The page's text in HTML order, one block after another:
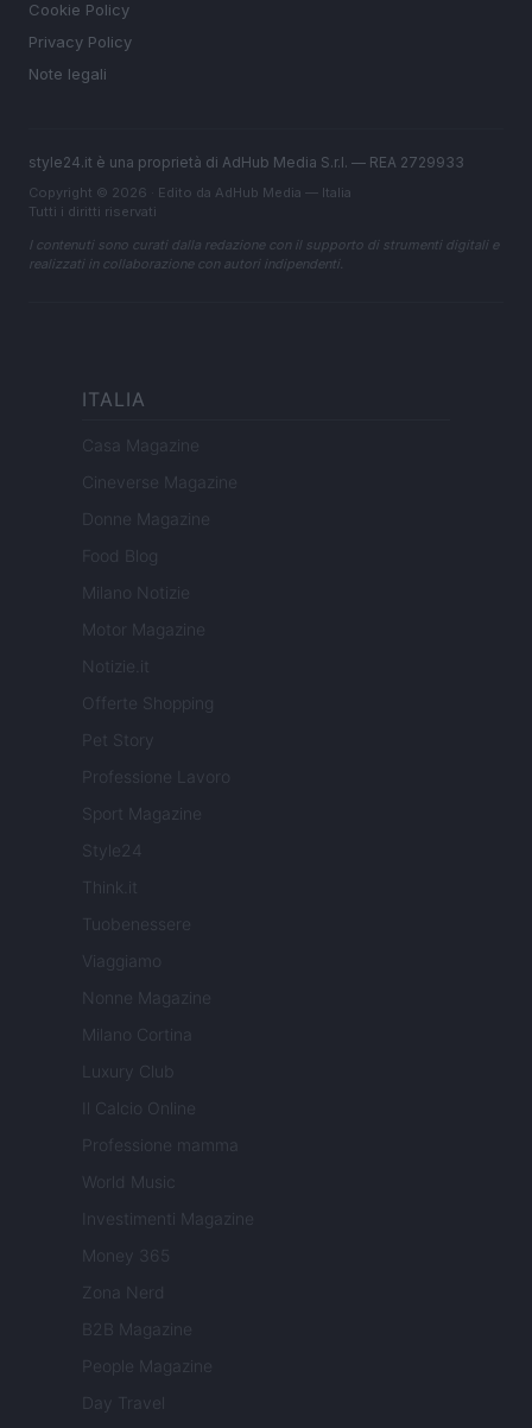
Cookie Policy
Privacy Policy
Note legali
style24.it è una proprietà di AdHub Media S.r.l. — REA 2729933
Copyright © 2026 · Edito da AdHub Media — Italia
Tutti i diritti riservati
I contenuti sono curati dalla redazione con il supporto di strumenti digitali e
realizzati in collaborazione con autori indipendenti.
ITALIA
Casa Magazine
Cineverse Magazine
Donne Magazine
Food Blog
Milano Notizie
Motor Magazine
Notizie.it
Offerte Shopping
Pet Story
Professione Lavoro
Sport Magazine
Style24
Think.it
Tuobenessere
Viaggiamo
Nonne Magazine
Milano Cortina
Luxury Club
Il Calcio Online
Professione mamma
World Music
Investimenti Magazine
Money 365
Zona Nerd
B2B Magazine
People Magazine
Day Travel